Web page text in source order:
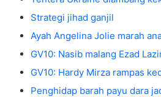
Strategi jihad ganjil
Ayah Angelina Jolie marah
GV10: Nasib malang Ezad
GV10: Hardy Mirza rampas
Penghidap barah payu dara